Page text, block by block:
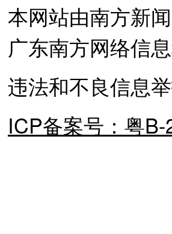
本网站由南方新
广东南方网络信
违法和不良信息
ICP备案号：粤